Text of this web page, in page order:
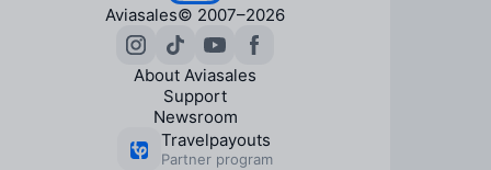
Aviasales© 2007–2026
About Aviasales
Support
Newsroom
Travelpayouts
Partner program